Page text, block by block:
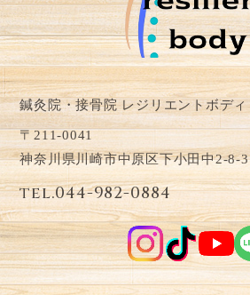
鍼灸院・接骨院 レジリエントボディ
〒211-0041
神奈川県川崎市中原区下小田中2-8-3
tel.044-982-0884